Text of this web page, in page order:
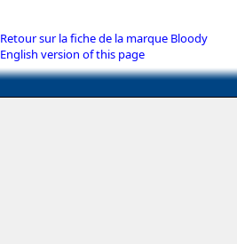
Retour sur la fiche de la marque Bloody
English version of this page